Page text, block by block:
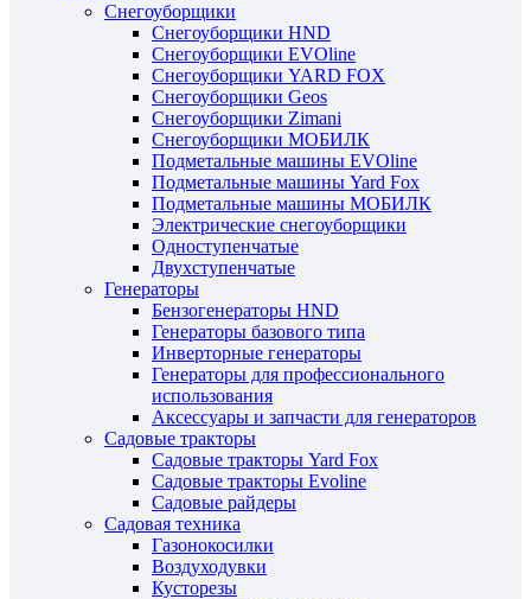
Снегоуборщики
Снегоуборщики HND
Снегоуборщики EVOline
Снегоуборщики YARD FOX
Снегоуборщики Geos
Снегоуборщики Zimani
Снегоуборщики МОБИЛК
Подметальные машины EVOline
Подметальные машины Yard Fox
Подметальные машины МОБИЛК
Электрические снегоуборщики
Одноступенчатые
Двухступенчатые
Генераторы
Бензогенераторы HND
Генераторы базового типа
Инверторные генераторы
Генераторы для профессионального
использования
Аксессуары и запчасти для генераторов
Садовые тракторы
Садовые тракторы Yard Fox
Садовые тракторы Evoline
Садовые райдеры
Садовая техника
Газонокосилки
Воздуходувки
Кусторезы